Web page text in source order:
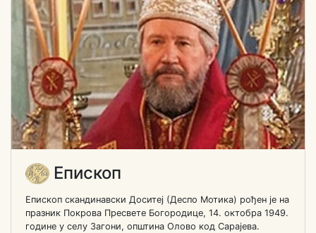
Епископ
Епископ скандинавски Доситеј (Деспо Мотика) рођен je на
празник Покрова Пресвете Богородице, 14. октобра 1949.
године у селу Загони, општина Олово код Сарајева.